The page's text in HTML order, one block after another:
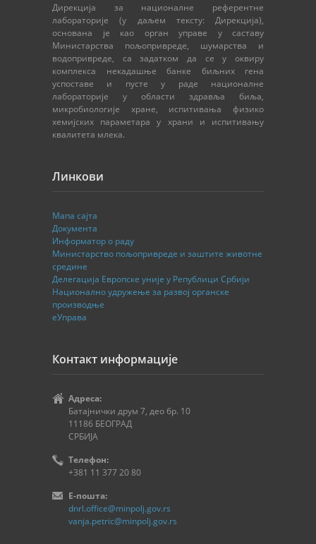
Дирекција за националне референтне
лабораторије (у даљем тексту: Дирекција),
основана је као орган управе у саставу
Министарства пољопривреде, шумарства и
водопривреде, са задатком да се у оквиру
комплекса некадашње банке биљних гена
успоставе и пусте у раде националне
лабораторије у области здравља биља,
микробиологије хране, испитивања физико
хемијских параметара у храни и испитивању
квалитета млека.
Линкови
Мапа сајта
Документа
Информатор о раду
Министарство пољопривреде и заштите животне
средине
Делегација Европске уније у Републици Србији
Национално удружење за развој органске
производње
еУправа
Контакт информације
Адреса:
Батајнички друм 7, део бр. 10
11186 БЕОГРАД
СРБИЈА
Телефон:
+381 11 377 20 80
E-пошта:
dnrl.office@minpolj.gov.rs
vanja.petric@minpolj.gov.rs